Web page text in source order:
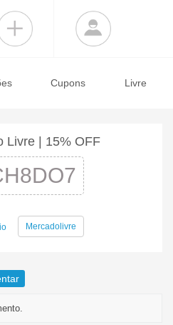
Cupons Livre
Livre | 15% OFF
Mercadolivre